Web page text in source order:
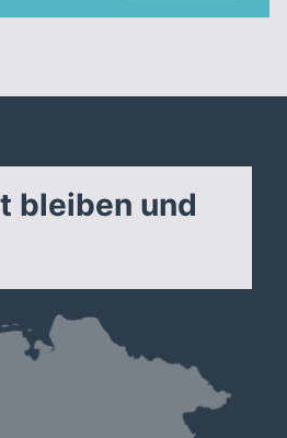
bleiben und